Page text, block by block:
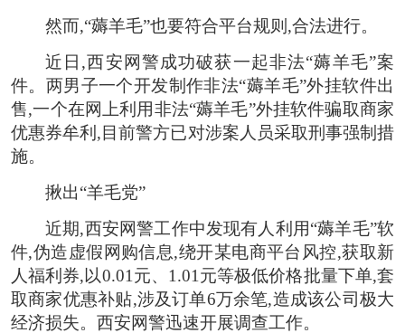
然而,“薅羊毛”也要符合平台规则,合法进行。
近日,西安网警成功破获一起非法“薅羊毛”案
件。两男子一个开发制作非法“薅羊毛”外挂软件出
售,一个在网上利用非法“薅羊毛”外挂软件骗取商家
优惠券牟利,目前警方已对涉案人员采取刑事强制措
施。
揪出“羊毛党”
近期,西安网警工作中发现有人利用“薅羊毛”软
件,伪造虚假网购信息,绕开某电商平台风控,获取新
人福利券,以0.01元、1.01元等极低价格批量下单,套
取商家优惠补贴,涉及订单6万余笔,造成该公司极大
经济损失。西安网警迅速开展调查工作。